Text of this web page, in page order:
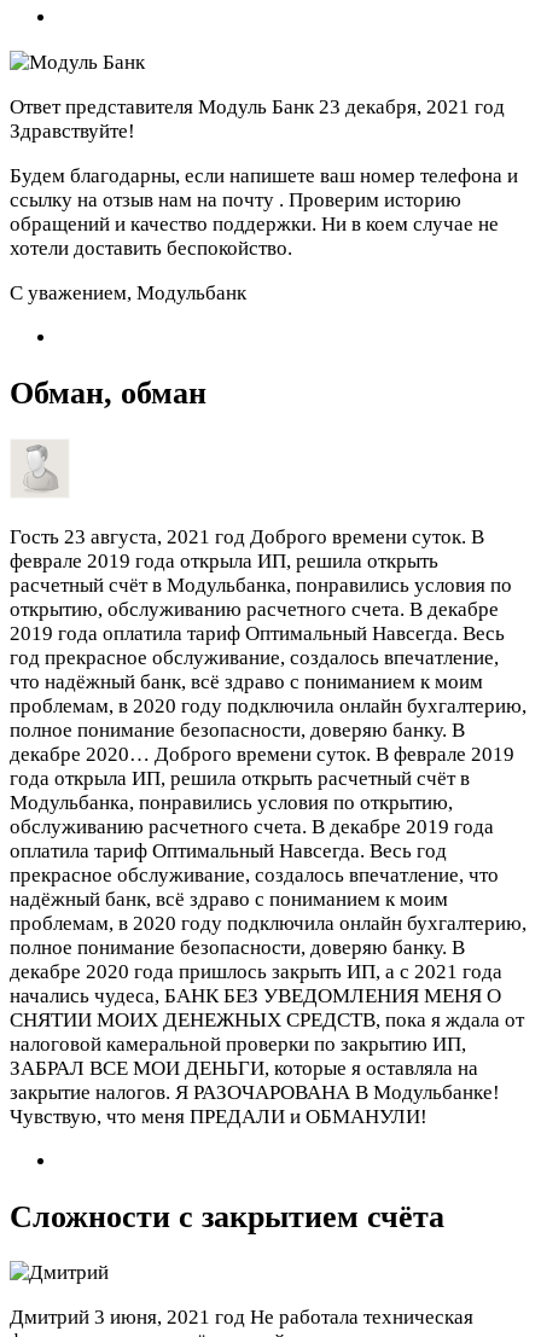
Ответ представителя Модуль Банк23 декабря, 2021 год
Здравствуйте!
Будем благодарны, если напишете ваш номер телефона и
ссылку на отзыв нам на почту . Проверим историю
обращений и качество поддержки. Ни в коем случае не
хотели доставить беспокойство.
С уважением, Модульбанк
Обман, обман
Гость 23 августа, 2021 год Доброго времени суток. В
феврале 2019 года открыла ИП, решила открыть
расчетный счёт в Модульбанка, понравились условия по
открытию, обслуживанию расчетного счета. В декабре
2019 года оплатила тариф Оптимальный Навсегда. Весь
год прекрасное обслуживание, создалось впечатление,
что надёжный банк, всё здраво с пониманием к моим
проблемам, в 2020 году подключила онлайн бухгалтерию,
полное понимание безопасности, доверяю банку. В
декабре 2020… Доброго времени суток. В феврале 2019
года открыла ИП, решила открыть расчетный счёт в
Модульбанка, понравились условия по открытию,
обслуживанию расчетного счета. В декабре 2019 года
оплатила тариф Оптимальный Навсегда. Весь год
прекрасное обслуживание, создалось впечатление, что
надёжный банк, всё здраво с пониманием к моим
проблемам, в 2020 году подключила онлайн бухгалтерию,
полное понимание безопасности, доверяю банку. В
декабре 2020 года пришлось закрыть ИП, а с 2021 года
начались чудеса, БАНК БЕЗ УВЕДОМЛЕНИЯ МЕНЯ О
СНЯТИИ МОИХ ДЕНЕЖНЫХ СРЕДСТВ, пока я ждала от
налоговой камеральной проверки по закрытию ИП,
ЗАБРАЛ ВСЕ МОИ ДЕНЬГИ, которые я оставляла на
закрытие налогов. Я РАЗОЧАРОВАНА В Модульбанке!
Чувствую, что меня ПРЕДАЛИ и ОБМАНУЛИ!
Сложности с закрытием счёта
Дмитрий 3 июня, 2021 год Не работала техническая